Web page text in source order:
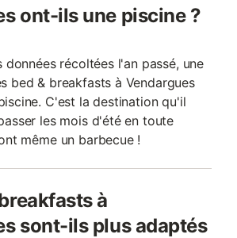
ont-ils une piscine ?
données récoltées l'an passé, une
bed & breakfasts à Vendargues
C'est la destination qu'il
les mois d'été en toute
même un barbecue !
à
sont-ils plus adaptés